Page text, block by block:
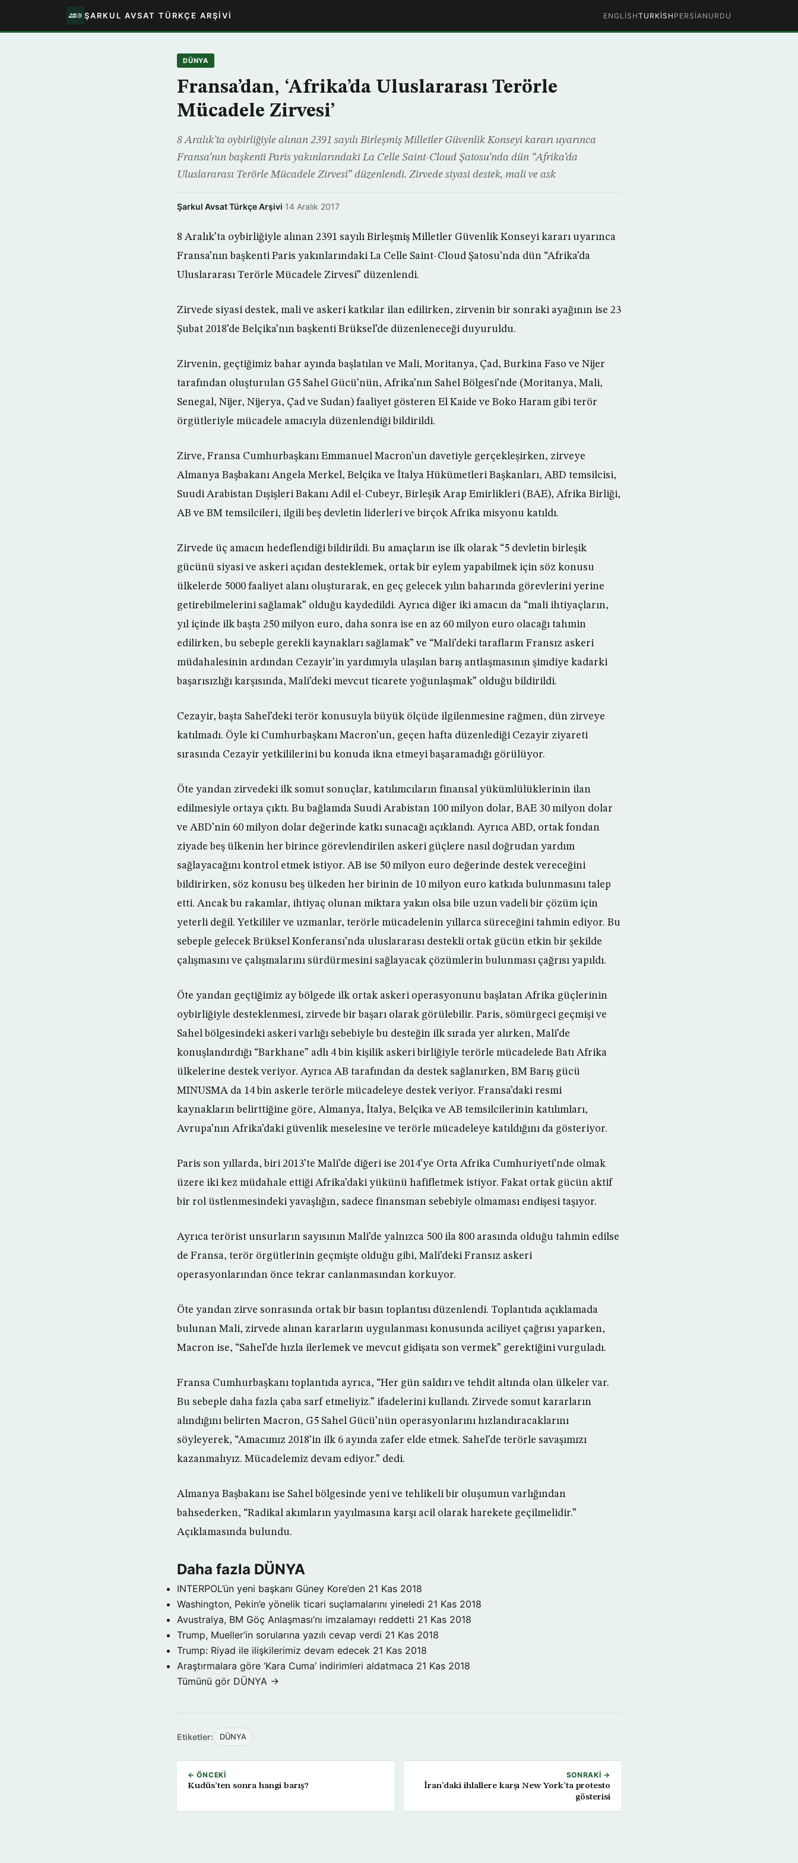
ŞARKUL AVSAT TÜRKÇE ARŞIVI ENGLISHTURKISH PERSIAN URDU
DÜNYA
Fransa’dan, ‘Afrika’da Uluslararası Terörle
Mücadele Zirvesi’
8 Aralık’ta oybirliğiyle alınan 2391 sayılı Birleşmiş Milletler Güvenlik Konseyi kararı uyarınca
Fransa’nın başkenti Paris yakınlarındaki La Celle Saint-Cloud Şatosu’nda dün “Afrika’da
Uluslararası Terörle Mücadele Zirvesi” düzenlendi. Zirvede siyasi destek, mali ve ask
Şarkul Avsat Türkçe Arşivi·14 Aralık 2017
8 Aralık’ta oybirliğiyle alınan 2391 sayılı Birleşmiş Milletler Güvenlik Konseyi kararı uyarınca
Fransa’nın başkenti Paris yakınlarındaki La Celle Saint-Cloud Şatosu’nda dün “Afrika’da
Uluslararası Terörle Mücadele Zirvesi” düzenlendi.
Zirvede siyasi destek, mali ve askeri katkılar ilan edilirken, zirvenin bir sonraki ayağının ise 23
Şubat 2018’de Belçika’nın başkenti Brüksel’de düzenleneceği duyuruldu.
Zirvenin, geçtiğimiz bahar ayında başlatılan ve Mali, Moritanya, Çad, Burkina Faso ve Nijer
tarafından oluşturulan G5 Sahel Gücü’nün, Afrika’nın Sahel Bölgesi’nde (Moritanya, Mali,
Senegal, Nijer, Nijerya, Çad ve Sudan) faaliyet gösteren El Kaide ve Boko Haram gibi terör
örgütleriyle mücadele amacıyla düzenlendiği bildirildi.
Zirve, Fransa Cumhurbaşkanı Emmanuel Macron’un davetiyle gerçekleşirken, zirveye
Almanya Başbakanı Angela Merkel, Belçika ve İtalya Hükümetleri Başkanları, ABD temsilcisi,
Suudi Arabistan Dışişleri Bakanı Adil el-Cubeyr, Birleşik Arap Emirlikleri (BAE), Afrika Birliği,
AB ve BM temsilcileri, ilgili beş devletin liderleri ve birçok Afrika misyonu katıldı.
Zirvede üç amacın hedeflendiği bildirildi. Bu amaçların ise ilk olarak “5 devletin birleşik
gücünü siyasi ve askeri açıdan desteklemek, ortak bir eylem yapabilmek için söz konusu
ülkelerde 5000 faaliyet alanı oluşturarak, en geç gelecek yılın baharında görevlerini yerine
getirebilmelerini sağlamak” olduğu kaydedildi. Ayrıca diğer iki amacın da “mali ihtiyaçların,
yıl içinde ilk başta 250 milyon euro, daha sonra ise en az 60 milyon euro olacağı tahmin
edilirken, bu sebeple gerekli kaynakları sağlamak” ve “Mali’deki tarafların Fransız askeri
müdahalesinin ardından Cezayir’in yardımıyla ulaşılan barış antlaşmasının şimdiye kadarki
başarısızlığı karşısında, Mali’deki mevcut ticarete yoğunlaşmak” olduğu bildirildi.
Cezayir, başta Sahel’deki terör konusuyla büyük ölçüde ilgilenmesine rağmen, dün zirveye
katılmadı. Öyle ki Cumhurbaşkanı Macron’un, geçen hafta düzenlediği Cezayir ziyareti
sırasında Cezayir yetkililerini bu konuda ikna etmeyi başaramadığı görülüyor.
Öte yandan zirvedeki ilk somut sonuçlar, katılımcıların finansal yükümlülüklerinin ilan
edilmesiyle ortaya çıktı. Bu bağlamda Suudi Arabistan 100 milyon dolar, BAE 30 milyon dolar
ve ABD’nin 60 milyon dolar değerinde katkı sunacağı açıklandı. Ayrıca ABD, ortak fondan
ziyade beş ülkenin her birince görevlendirilen askeri güçlere nasıl doğrudan yardım
sağlayacağını kontrol etmek istiyor. AB ise 50 milyon euro değerinde destek vereceğini
bildirirken, söz konusu beş ülkeden her birinin de 10 milyon euro katkıda bulunmasını talep
etti. Ancak bu rakamlar, ihtiyaç olunan miktara yakın olsa bile uzun vadeli bir çözüm için
yeterli değil. Yetkililer ve uzmanlar, terörle mücadelenin yıllarca süreceğini tahmin ediyor. Bu
sebeple gelecek Brüksel Konferansı’nda uluslararası destekli ortak gücün etkin bir şekilde
çalışmasını ve çalışmalarını sürdürmesini sağlayacak çözümlerin bulunması çağrısı yapıldı.
Öte yandan geçtiğimiz ay bölgede ilk ortak askeri operasyonunu başlatan Afrika güçlerinin
oybirliğiyle desteklenmesi, zirvede bir başarı olarak görülebilir. Paris, sömürgeci geçmişi ve
Sahel bölgesindeki askeri varlığı sebebiyle bu desteğin ilk sırada yer alırken, Mali’de
konuşlandırdığı “Barkhane” adlı 4 bin kişilik askeri birliğiyle terörle mücadelede Batı Afrika
ülkelerine destek veriyor. Ayrıca AB tarafından da destek sağlanırken, BM Barış gücü
MINUSMA da 14 bin askerle terörle mücadeleye destek veriyor. Fransa’daki resmi
kaynakların belirttiğine göre, Almanya, İtalya, Belçika ve AB temsilcilerinin katılımları,
Avrupa’nın Afrika’daki güvenlik meselesine ve terörle mücadeleye katıldığını da gösteriyor.
Paris son yıllarda, biri 2013’te Mali’de diğeri ise 2014’ye Orta Afrika Cumhuriyeti’nde olmak
üzere iki kez müdahale ettiği Afrika’daki yükünü hafifletmek istiyor. Fakat ortak gücün aktif
bir rol üstlenmesindeki yavaşlığın, sadece finansman sebebiyle olmaması endişesi taşıyor.
Ayrıca terörist unsurların sayısının Mali’de yalnızca 500 ila 800 arasında olduğu tahmin edilse
de Fransa, terör örgütlerinin geçmişte olduğu gibi, Mali’deki Fransız askeri
operasyonlarından önce tekrar canlanmasından korkuyor.
Öte yandan zirve sonrasında ortak bir basın toplantısı düzenlendi. Toplantıda açıklamada
bulunan Mali, zirvede alınan kararların uygulanması konusunda aciliyet çağrısı yaparken,
Macron ise, “Sahel’de hızla ilerlemek ve mevcut gidişata son vermek” gerektiğini vurguladı.
Fransa Cumhurbaşkanı toplantıda ayrıca, “Her gün saldırı ve tehdit altında olan ülkeler var.
Bu sebeple daha fazla çaba sarf etmeliyiz.” ifadelerini kullandı. Zirvede somut kararların
alındığını belirten Macron, G5 Sahel Gücü’nün operasyonlarını hızlandıracaklarını
söyleyerek, “Amacımız 2018’in ilk 6 ayında zafer elde etmek. Sahel’de terörle savaşımızı
kazanmalıyız. Mücadelemiz devam ediyor.” dedi.
Almanya Başbakanı ise Sahel bölgesinde yeni ve tehlikeli bir oluşumun varlığından
bahsederken, “Radikal akımların yayılmasına karşı acil olarak harekete geçilmelidir.”
Açıklamasında bulundu.
Daha fazla DÜNYA
INTERPOL’ün yeni başkanı Güney Kore’den 21 Kas 2018
Washington, Pekin’e yönelik ticari suçlamalarını yineledi 21 Kas 2018
Avustralya, BM Göç Anlaşması’nı imzalamayı reddetti 21 Kas 2018
Trump, Mueller’in sorularına yazılı cevap verdi 21 Kas 2018
Trump: Riyad ile ilişkilerimiz devam edecek 21 Kas 2018
Araştırmalara göre ‘Kara Cuma’ indirimleri aldatmaca 21 Kas 2018
Tümünü gör DÜNYA →
Etiketler: DÜNYA
← ÖNCEKI
Kudüs’ten sonra hangi barış?
SONRAKI →
İran’daki ihlallere karşı New York’ta protesto
gösterisi